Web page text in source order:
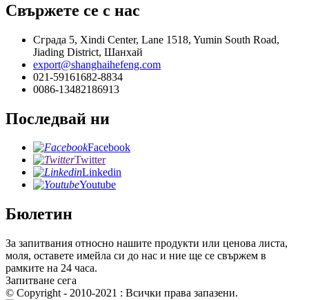
Свържете се с нас
Сграда 5, Xindi Center, Lane 1518, Yumin South Road,
Jiading District, Шанхай
export@shanghaihefeng.com
021-59161682-8834
0086-13482186913
Последвай ни
Facebook
Twitter
Linkedin
Youtube
Бюлетин
За запитвания относно нашите продукти или ценова листа,
моля, оставете имейла си до нас и ние ще се свържем в
рамките на 24 часа.
Запитване сега
© Copyright - 2010-2021 : Всички права запазени.